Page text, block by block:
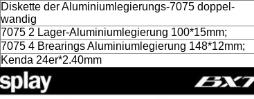
Diskette der Aluminiumlegierungs-7075 doppel-
wandig
7075 2 Lager-Aluminiumlegierung 100*15mm;
7075 4 Brearings Aluminiumlegierung 148*12mm;
Kenda 24er*2.40mm